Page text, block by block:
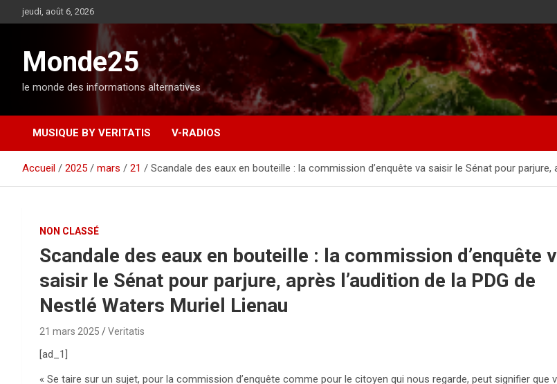
l
t
jeudi, août 6, 2026
Monde25
le monde des informations alternatives
MUSIQUE BY VERITATIS V-RADIOS
Accueil 2025 mars 21 Scandale des eaux en bouteille : la commission d’enquête va saisir le Sénat pour parjure,
NON CLASSÉ
Scandale des eaux en bouteille : la commission d’enquête
saisir le Sénat pour parjure, après l’audition de la PDG de
Nestlé Waters Muriel Lienau
21 mars 2025 Veritatis
[ad_1]
« Se taire sur un sujet, pour la commission d’enquête comme pour le citoyen qui nous regarde, peut signifier que